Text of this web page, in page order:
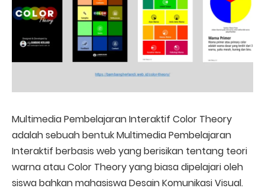
Multimedia Pembelajaran Interaktif Color Theory
adalah sebuah bentuk Multimedia Pembelajaran
Interaktif berbasis web yang berisikan tentang teori
warna atau Color Theory yang biasa dipelajari oleh
siswa bahkan mahasiswa Desain Komunikasi Visual.